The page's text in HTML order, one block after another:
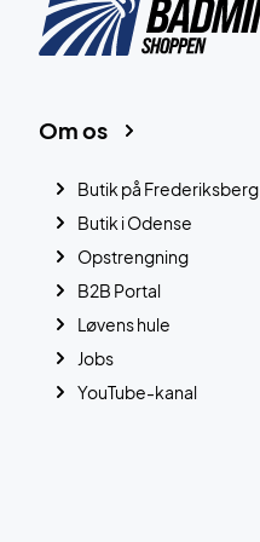
Om os
Butik på Frederiksberg
Butik i Odense
Opstrengning
B2B Portal
Løvens hule
Jobs
YouTube-kanal